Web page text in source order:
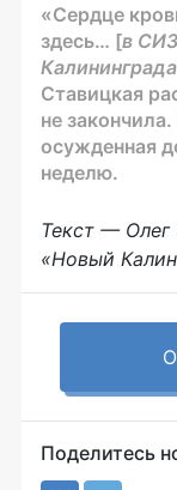
«Сердце
здесь… [в
Ставицкая
не
осужденная
неделю.
Текст —
«Новый
Поделитесь